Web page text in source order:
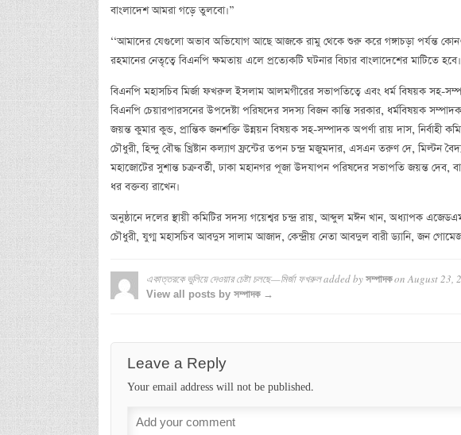
বাংলাদেশ আমরা গড়ে তুলবো।”
‘‘আমাদের যেগুলো অভাব অভিযোগ আছে আজকে রামু থেকে শুরু করে গঙ্গাচড়া পর্যন্ত
রহমানের নেতৃত্বে বিএনপি ক্ষমতায় এলে প্রত্যেকটি ঘটনার বিচার বাংলাদেশের মাটিতে
বিএনপি মহাসচিব মির্জা ফখরুল ইসলাম আলমগীরের সভাপতিত্বে এবং ধর্ম বিষয়ক সহ-
বিএনপি চেয়ারপারসনের উপদেষ্টা পরিষদের সদস্য বিজন কান্তি সরকার, ধর্মবিষয়ক
জয়ন্ত কুমার কুন্ড, প্রান্তিক জনশক্তি উন্নয়ন বিষয়ক সহ-সম্পাদক অপর্ণা রায় দাস, নির্বাহী
চৌধুরী, হিন্দু বৌদ্ধ খ্রিষ্টান কল্যাণ ফ্রন্টের তপন চন্দ্র মজুমদার, এসএন তরুণ দে, মিল্টন
মহাজোটের সুশান্ত চক্রবর্তী, ঢাকা মহানগর পূজা উদযাপন পরিষদের সভাপতি জয়ন্ত দেব,
ধর বক্তব্য রাখেন।
অনুষ্ঠানে দলের স্থায়ী কমিটির সদস্য গয়েশ্বর চন্দ্র রায়, আব্দুল মঈন খান, অধ্যাপক
চৌধুরী, যুগ্ম মহাসচিব আবদুস সালাম আজাদ, কেন্দ্রীয় নেতা আবদুল বারী ড্যানি, জন
একাত্তরকে ভুলিয়ে দেওয়ার চেষ্টা চলছে—মির্জা ফখরুলadded by সম্পাদকonAugust 23,
View all posts by সম্পাদক →
Leave a Reply
Your email address will not be published.